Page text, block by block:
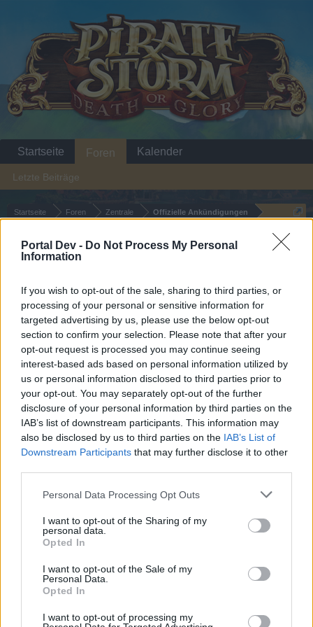
Portal Dev - Do Not Process My Personal
Information
If you wish to opt-out of the sale, sharing to third parties, or
processing of your personal or sensitive information for
targeted advertising by us, please use the below opt-out
section to confirm your selection. Please note that after your
opt-out request is processed you may continue seeing
interest-based ads based on personal information utilized by
us or personal information disclosed to third parties prior to
your opt-out. You may separately opt-out of the further
disclosure of your personal information by third parties on the
IAB’s list of downstream participants. This information may
also be disclosed by us to third parties on the IAB’s List of
Downstream Participants that may further disclose it to other
Personal Data Processing Opt Outs
I want to opt-out of the Sharing of my
personal data.
Opted In
I want to opt-out of the Sale of my
Personal Data.
Opted In
I want to opt-out of processing my
Startseite Foren Zentrale Offizielle Ankündigungen
Ankündigung Sturmtag im Juni 2017
wenn Du in diesem Forum aktiv an den Gesprächen
teilnehmen oder eigene Themen starten möchtest,
musst Du Dich bitte zunächst im Spiel einloggen.
Falls Du noch keinen Spielaccount besitzt, bitte
registriere Dich neu. Wir freuen uns auf Deinen
nächsten Besuch in unserem Forum!„Zum Spiel“
Status des Themas: Es sind keine weiteren Antworten möglich.
~Apollo~
Board Administrator
Pirate Storm feiert am 1. eines jeden Monats den Start
der Open Beta am 1. August 2011!
Herausforderungen auf Euch! Zwei Karten mit wilden
Seemonstern, welche darauf lauern, Euch in die Tiefe
Bonuskarte "Orkanarchipel" winkt als Gewinn ein
Startseite Foren
Letzte Beiträge
Kalender